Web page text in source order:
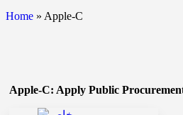
Home » Apple-C
Apple-C: Apply Public